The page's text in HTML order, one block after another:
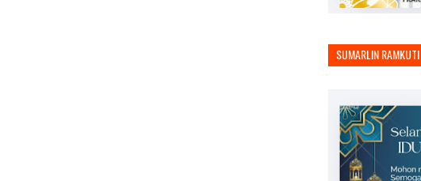
SUMARLIN RAMKUTI